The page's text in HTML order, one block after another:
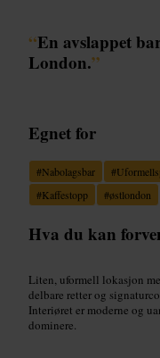
“En avslappet
London.”
Egnet for
#Nabolagsbar #
#Kaffestopp #østlondon
Hva du kan
Liten, uformell lokasjon
delbare retter og
Interiøret er moderne og
dominere.